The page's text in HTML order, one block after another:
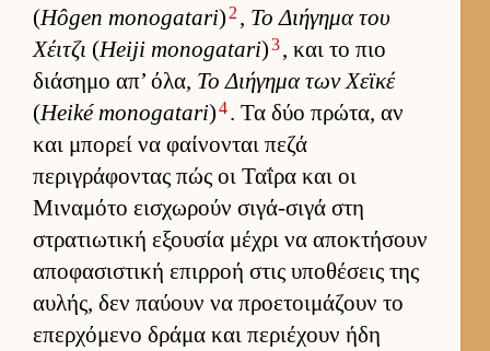
(Hôgen monogatari) 2 , Το Διήγημα του
Χέιτζι (Heiji monogatari)3, και το πιο
διάσημο απ’ όλα, Το Διήγημα των Χεϊκέ
(Heiké monogatari)4. Τα δύο πρώτα, αν
και μπορεί να φαί­νονται πεζά
περιγράφοντας πώς οι Ταΐρα και οι
Μιναμότο ει­σχωρούν σιγά-σιγά στη
στρατιω­τική εξου­σία μέχρι να αποκτήσουν
αποφασιστική επιρ­ροή στις υποθέσεις της
αυ­λής, δεν παύ­ουν να προε­τοι­μάζουν το
επερ­χόμενο δράμα και περιέχουν ήδη